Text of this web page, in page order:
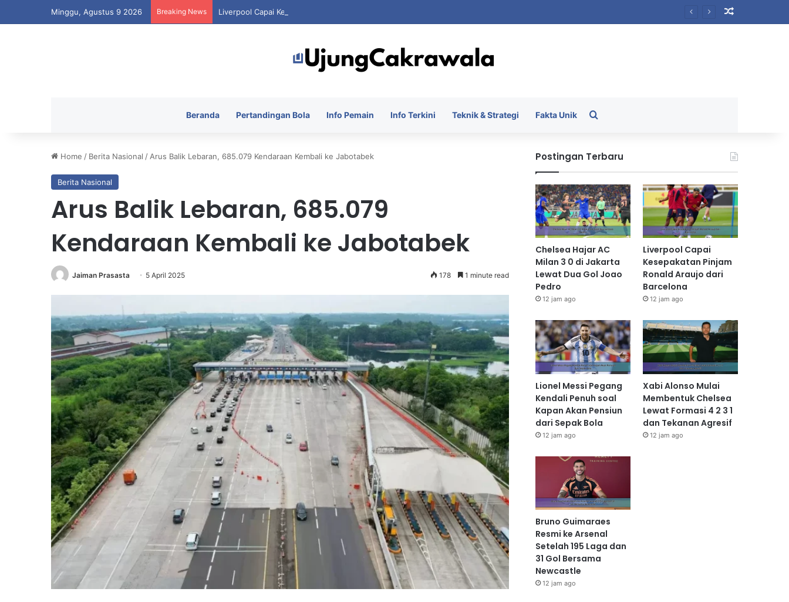
Minggu, Agustus 9 2026 Breaking News Liverpool Capai Kesepakatan Pinjam Ronald Araujo dari Barcelona
Beranda Pertandingan Bola Info Pemain Info Terkini Teknik & Strategi Fakta Unik
Home / Berita Nasional / Arus Balik Lebaran, 685.079 Kendaraan Kembali ke Jabotabek
Berita Nasional
Arus Balik Lebaran, 685.079
Kendaraan Kembali ke Jabotabek
Jaiman Prasasta 5 April 2025 178 1 minute read
Postingan Terbaru
Chelsea Hajar AC
Milan 3 0 di Jakarta
Lewat Dua Gol Joao
Pedro
12 jam ago
Liverpool Capai
Kesepakatan Pinjam
Ronald Araujo dari
Barcelona
12 jam ago
Lionel Messi Pegang
Kendali Penuh soal
Kapan Akan Pensiun
dari Sepak Bola
12 jam ago
Xabi Alonso Mulai
Membentuk Chelsea
Lewat Formasi 4 2 3 1
dan Tekanan Agresif
12 jam ago
Bruno Guimaraes
Resmi ke Arsenal
Setelah 195 Laga dan
31 Gol Bersama
Newcastle
12 jam ago